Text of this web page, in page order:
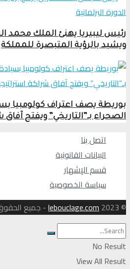
رئيس ليبيريا يهنئ الملك
ويشيد بالرؤية المتبصرة للمملكة
بوريطة يصف اعتراف كولومبيا
الصحراء بـ”التاريخي” ويفتح
اتصل بنا
البيانات القانونية
قسم الإشهار
سياسة الخصوصية
© 2023
lebouclage.com- جميع
No Result
View All Result